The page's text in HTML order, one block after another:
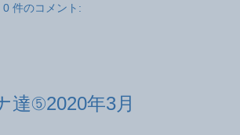
0 件のコメント:
達⑤2020年3月